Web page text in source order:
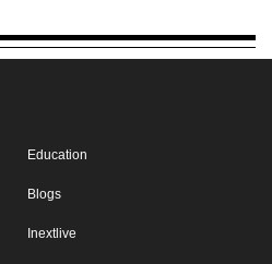
Education
Blogs
Inextlive